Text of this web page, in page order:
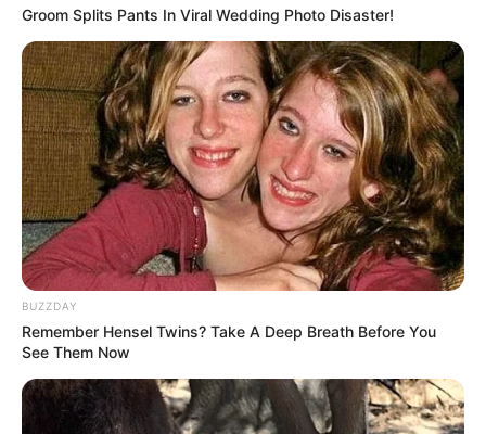
Rutinitas harian yang sangat padat, banyaknya pekerjaan atau
tugas sekolah memang terkadang membuat kesehatan kita
menurun. Jangan biarkan itu terjadi! luangkan waktu untuk
Groom Splits Pants In Viral Wedding Photo Disaster!
BUZZDAY
Remember Hensel Twins? Take A Deep Breath Before You
See Them Now